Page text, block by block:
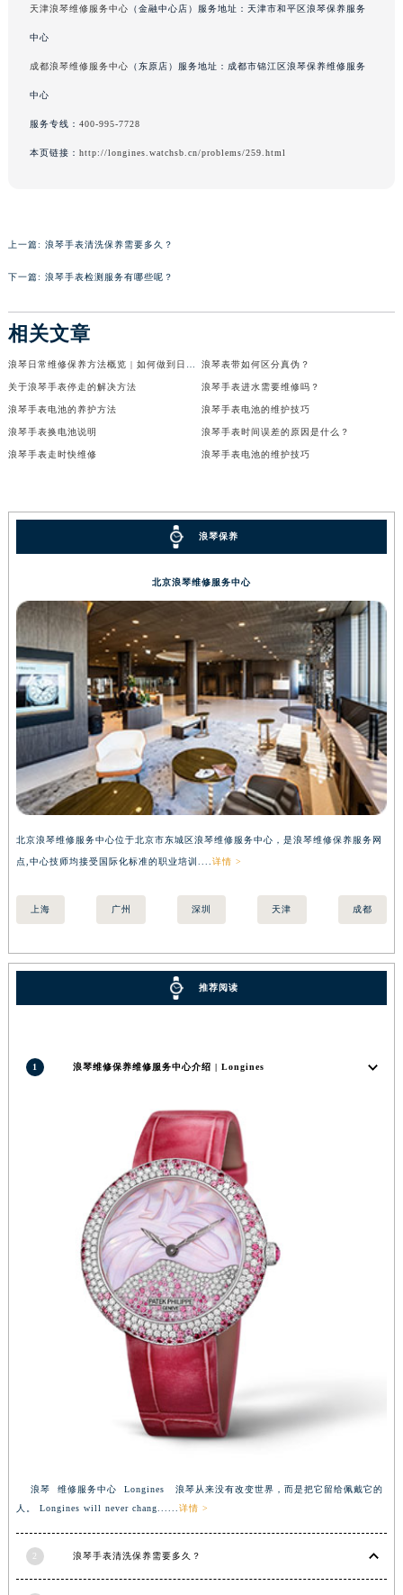
天津浪琴维修服务中心 （金融中心店）服务地址：天津市和平区浪琴保养服务
中心
成都浪琴维修服务中心 （东原店）服务地址：成都市锦江区浪琴保养维修服务
中心
服务专线： 400-995-7728
本页链接： http://longines.watchsb.cn/problems/259.html
上一篇: 浪琴手表清洗保养需要多久？
下一篇: 浪琴手表检测服务有哪些呢？
相关文章
浪琴表带如何区分真伪？
关于浪琴手表停走的解决方法 浪琴手表进水需要维修吗？
浪琴手表电池的养护方法 浪琴手表电池的维护技巧
浪琴手表换电池说明 浪琴手表时间误差的原因是什么？
浪琴手表走时快维修 浪琴手表电池的维护技巧
浪琴保养
北京浪琴维修服务中心
北京浪琴维修服务中心位于北京市东城区浪琴维修服务中心，是浪琴维修保养服务网
点,中心技师均接受国际化标准的职业培训....详情 >
上海 广州 深圳 天津 成都
推荐阅读
1 浪琴维修保养维修服务中心介绍 | Longines
浪琴 维修服务中心 Longines 浪琴从来没有改变世界，而是把它留给佩戴它的
人。 Longines will never chang...... 详情 >
2 浪琴手表清洗保养需要多久？